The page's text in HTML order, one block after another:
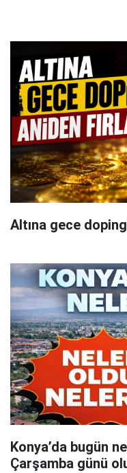
Altına gece
Konya’da bugün
Çarşamba günü